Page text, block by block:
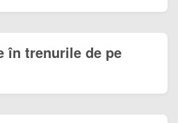
în trenurile de pe